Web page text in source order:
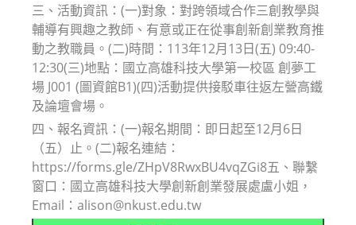
三、活動資訊：(一)對象：對跨領域合作三創教學與
輔導有興趣之教師、有意或正在從事創新創業教育推
動之教職員。(二)時間：113年12月13日(五) 09:40-
12:30(三)地點：國立高雄科技大學第一校區 創夢工
場 J001 (圖資館B1)(四)活動提供接駁車往返左營高鐵
及論壇會場。
四、報名資訊：(一)報名期間：即日起至12月6日
（五）止。(二)報名連結：
https://forms.gle/ZHpV8RwxBU4vqZGi8五、聯繫
窗口：國立高雄科技大學創新創業發展處盧小姐，
Email：alison@nkust.edu.tw